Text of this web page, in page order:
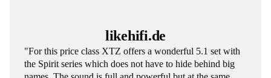
likehifi.de
"For this price class XTZ offers a wonderful 5.1 set with
the Spirit series which does not have to hide behind big